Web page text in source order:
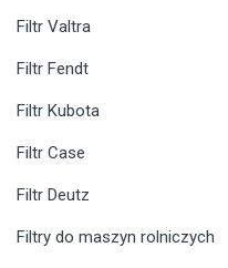
Filtr Valtra
Filtr Fendt
Filtr Kubota
Filtr Case
Filtr Deutz
Filtry do maszyn rolniczych